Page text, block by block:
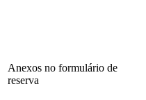
Anexos no formulário de
reserva